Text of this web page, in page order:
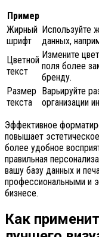
Пример
Жирный
шрифт
Используйте
данных,
Цветной
текст
Измените
поля более
бренду.
Размер
текста
Варьируйте
организации
Эффективное
повышает
более удобное
правильная
вашу базу данных и
профессиональными и
бизнесе.
Как